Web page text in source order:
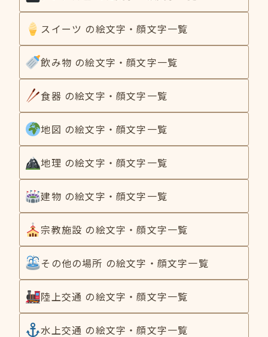
スイーツ の絵文字・顔文字一覧
飲み物 の絵文字・顔文字一覧
食器 の絵文字・顔文字一覧
地図 の絵文字・顔文字一覧
地理 の絵文字・顔文字一覧
建物 の絵文字・顔文字一覧
宗教施設 の絵文字・顔文字一覧
その他の場所 の絵文字・顔文字一覧
陸上交通 の絵文字・顔文字一覧
水上交通 の絵文字・顔文字一覧